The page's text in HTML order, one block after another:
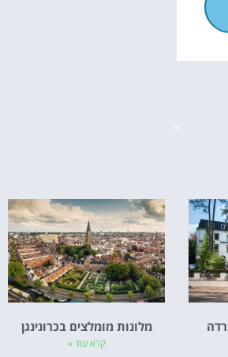
מלונות מומלצים בכרונינגן
קרא עוד »